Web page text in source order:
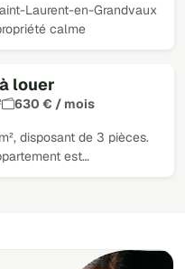
Laurent-en-Grandvaux
calme
louer
630 € / mois
disposant de 3 pièces.
est…